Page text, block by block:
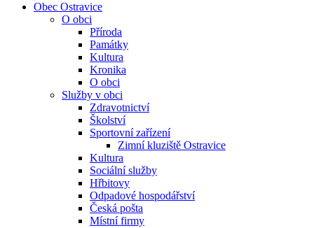
Obec Ostravice
O obci
Příroda
Památky
Kultura
Kronika
O obci
Služby v obci
Zdravotnictví
Školství
Sportovní zařízení
Zimní kluziště Ostravice
Kultura
Sociální služby
Hřbitovy
Odpadové hospodářství
Česká pošta
Místní firmy